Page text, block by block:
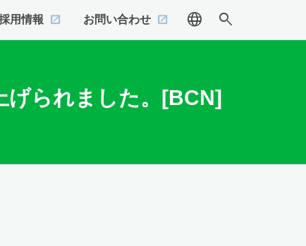
用情報 お問い合わせ language search
げられました。[BCN]